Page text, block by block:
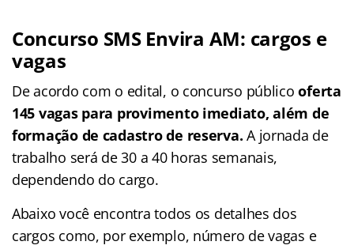
Concurso SMS Envira AM: cargos e
vagas
De acordo com o edital, o concurso públicooferta
145 vagas para provimento imediato, além de
formação de cadastro de reserva.A jornada de
trabalho será de 30 a 40 horas semanais,
dependendo do cargo.
Abaixo você encontra todos os detalhes dos
cargos como, por exemplo, número de vagas e